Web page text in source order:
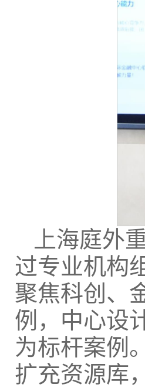
上海庭外
过专业机构
聚焦科创、
例，中心设
为标杆案例
扩充资源库